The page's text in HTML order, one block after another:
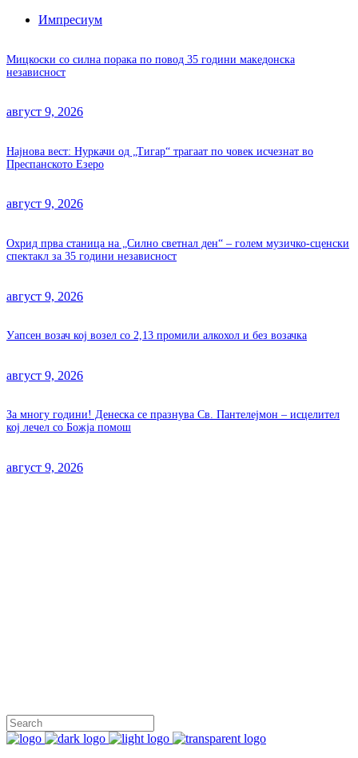
Импресиум
Мицкоски со силна порака по повод 35 години македонска
независност
август 9, 2026
Најнова вест: Нуркачи од „Тигар“ трагаат по човек исчезнат во
Преспанското Езеро
август 9, 2026
Охрид прва станица на „Силно светнал ден“ – голем музичко-сценски
спектакл за 35 години независност
август 9, 2026
Уапсен возач кој возел со 2,13 промили алкохол и без возачка
август 9, 2026
За многу години! Денеска се празнува Св. Пантелејмон – исцелител
кој лечел со Божја помош
август 9, 2026